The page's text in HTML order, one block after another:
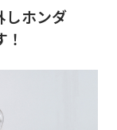
しホンダ